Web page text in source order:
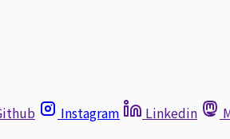
Instagram Linkedin